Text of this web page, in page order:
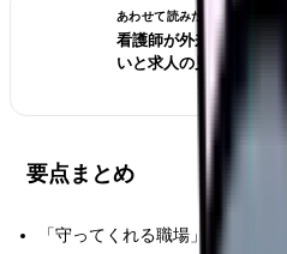
あわせて読みたい
看護師が外来へ転職す
いと求人の見方
要点まとめ
「守ってくれる職場」は雰囲気